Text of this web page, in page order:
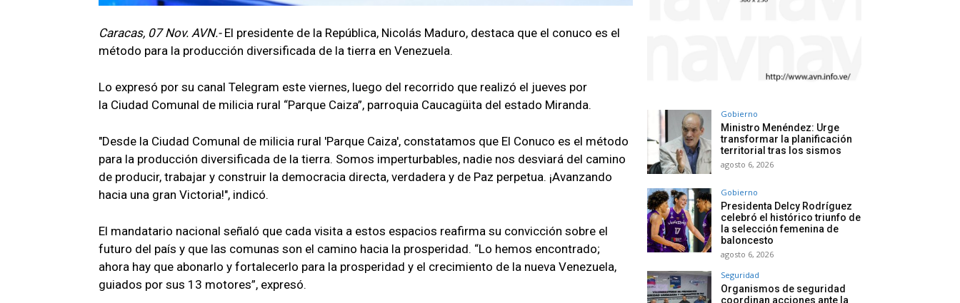
Caracas, 07 Nov. AVN.- El presidente de la República, Nicolás Maduro, destaca que el conuco es el
método para la producción diversificada de la tierra en Venezuela.
Lo expresó por su canal Telegram este viernes, luego del recorrido que realizó el jueves por
la Ciudad Comunal de milicia rural “Parque Caiza”, parroquia Caucagüita del estado Miranda.
"Desde la Ciudad Comunal de milicia rural 'Parque Caiza', constatamos que El Conuco es el método
para la producción diversificada de la tierra. Somos imperturbables, nadie nos desviará del camino
de producir, trabajar y construir la democracia directa, verdadera y de Paz perpetua. ¡Avanzando
hacia una gran Victoria!", indicó.
El mandatario nacional señaló que cada visita a estos espacios reafirma su convicción sobre el
futuro del país y que las comunas son el camino hacia la prosperidad. “Lo hemos encontrado;
ahora hay que abonarlo y fortalecerlo para la prosperidad y el crecimiento de la nueva Venezuela,
guiados por sus 13 motores”, expresó.
Gobierno
Ministro Menéndez: Urge
transformar la planificación
territorial tras los sismos
agosto 6, 2026
Gobierno
Presidenta Delcy Rodríguez
celebró el histórico triunfo de
la selección femenina de
baloncesto
agosto 6, 2026
Seguridad
Organismos de seguridad
coordinan acciones ante la